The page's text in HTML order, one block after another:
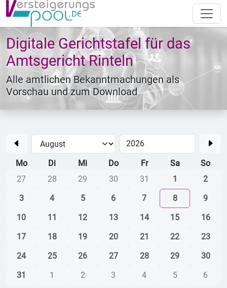
Digitale Gerichtstafel für das
Amtsgericht Rinteln
Alle amtlichen Bekanntmachungen als
Vorschau und zum Download
Mo Di Mi Do Fr Sa
So
27
28 29 30 31 1
2
3
4 5 6 7 8
9
10
11 12 13 14 15
16
17
18 19 20 21 22
23
24
25 26 27 28 29
30
31
1 2 3 4 5 6